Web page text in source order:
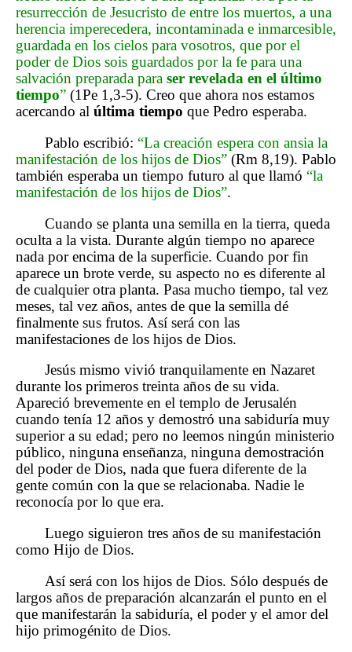
resurrección de Jesucristo de entre los muertos, a una
herencia imperecedera, incontaminada e inmarcesible,
guardada en los cielos para vosotros, que por el
poder de Dios sois guardados por la fe para una
salvación preparada para ser revelada en el último
tiempo” (1Pe 1,3-5). Creo que ahora nos estamos
acercando al última tiempo que Pedro esperaba.
Pablo escribió: “La creación espera con ansia la
manifestación de los hijos de Dios” (Rm 8,19). Pablo
también esperaba un tiempo futuro al que llamó “la
manifestación de los hijos de Dios”.
Cuando se planta una semilla en la tierra, queda
oculta a la vista. Durante algún tiempo no aparece
nada por encima de la superficie. Cuando por fin
aparece un brote verde, su aspecto no es diferente al
de cualquier otra planta. Pasa mucho tiempo, tal vez
meses, tal vez años, antes de que la semilla dé
finalmente sus frutos. Así será con las
manifestaciones de los hijos de Dios.
Jesús mismo vivió tranquilamente en Nazaret
durante los primeros treinta años de su vida.
Apareció brevemente en el templo de Jerusalén
cuando tenía 12 años y demostró una sabiduría muy
superior a su edad; pero no leemos ningún ministerio
público, ninguna enseñanza, ninguna demostración
del poder de Dios, nada que fuera diferente de la
gente común con la que se relacionaba. Nadie le
reconocía por lo que era.
Luego siguieron tres años de su manifestación
como Hijo de Dios.
Así será con los hijos de Dios. Sólo después de
largos años de preparación alcanzarán el punto en el
que manifestarán la sabiduría, el poder y el amor del
hijo primogénito de Dios.